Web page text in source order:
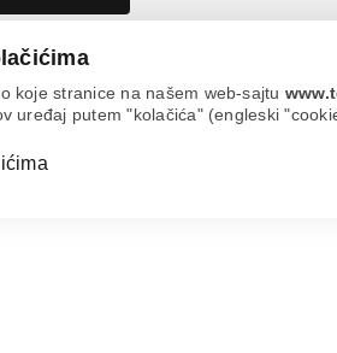
koje stranice na našem web-sajtu
uređaj putem "kolačića" (engleski
i zdravlje